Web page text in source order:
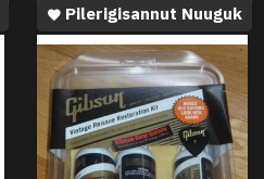
Pilerigisannut Nuuguk